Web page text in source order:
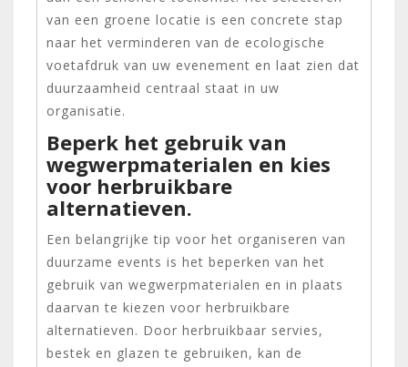
van een groene locatie is een concrete stap
naar het verminderen van de ecologische
voetafdruk van uw evenement en laat zien dat
duurzaamheid centraal staat in uw
organisatie.
Beperk het gebruik van
wegwerpmaterialen en kies
voor herbruikbare
alternatieven.
Een belangrijke tip voor het organiseren van
duurzame events is het beperken van het
gebruik van wegwerpmaterialen en in plaats
daarvan te kiezen voor herbruikbare
alternatieven. Door herbruikbaar servies,
bestek en glazen te gebruiken, kan de